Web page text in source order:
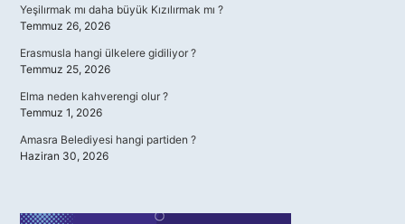
Yeşilırmak mı daha büyük Kızılırmak mı ?
Temmuz 26, 2026
Erasmusla hangi ülkelere gidiliyor ?
Temmuz 25, 2026
Elma neden kahverengi olur ?
Temmuz 1, 2026
Amasra Belediyesi hangi partiden ?
Haziran 30, 2026